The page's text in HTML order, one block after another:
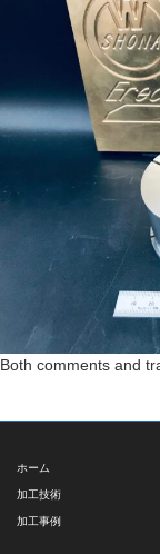
Both comments and
ホーム
加工技術
加工事例